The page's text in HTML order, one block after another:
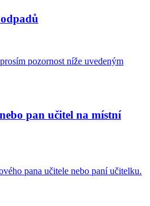
pozornost níže uvedeným
pan učitel na místní
pana učitele nebo paní učitelku.